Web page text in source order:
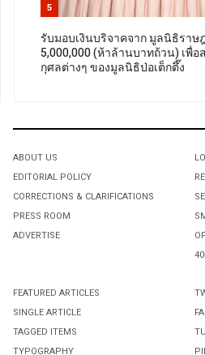
5
รับมอบเงินบริจาคจาก มูลนิธิรา
5,000,000 (ห้าล้านบาทถ้วน) เพื่
กุศลต่างๆ ของมูลนิธิป่อเต็กตึ๊ง
ABOUT US
EDITORIAL POLICY
CORRECTIONS & CLARIFICATIONS
PRESS ROOM
ADVERTISE
FEATURED ARTICLES
SINGLE ARTICLE
TAGGED ITEMS
TYPOGRAPHY